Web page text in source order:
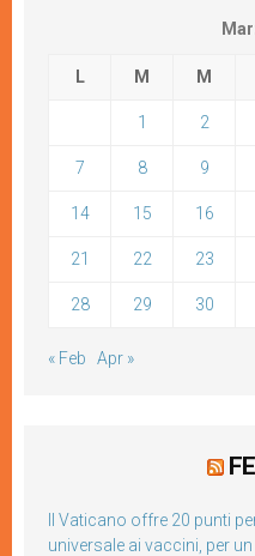
L M M
1 2
7 8 9
14 15 16
21 22 23
28 29 30
« Feb Apr »
Il Vaticano offre 20 punti
universale ai vaccini, per